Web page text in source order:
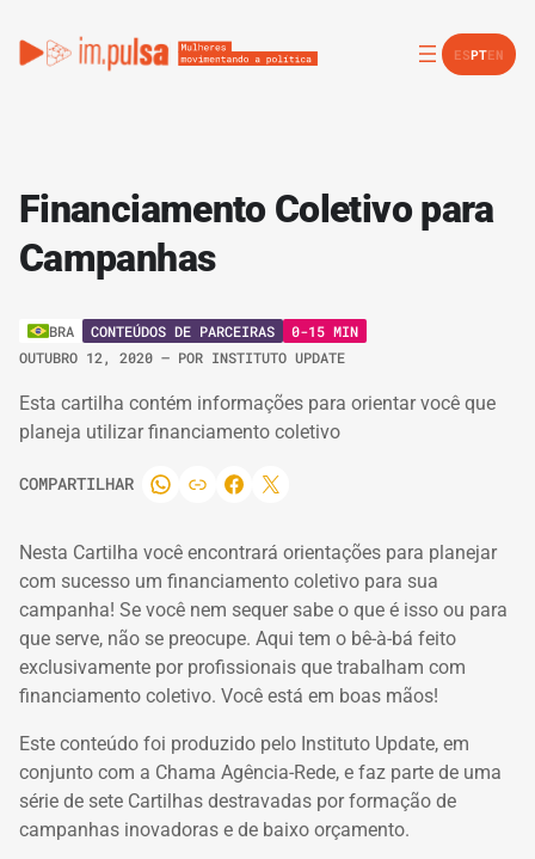
ESPTEN
Financiamento Coletivo para
Campanhas
BRA CONTEÚDOS DE PARCEIRAS
0-15 MIN
OUTUBRO 12, 2020 – POR INSTITUTO UPDATE
Esta cartilha contém informações para orientar você que
planeja utilizar financiamento coletivo
COMPARTILHAR
Nesta Cartilha você encontrará orientações para planejar
com sucesso um financiamento coletivo para sua
campanha! Se você nem sequer sabe o que é isso ou para
que serve, não se preocupe. Aqui tem o bê-à-bá feito
exclusivamente por profissionais que trabalham com
financiamento coletivo. Você está em boas mãos!
Este conteúdo foi produzido pelo Instituto Update, em
conjunto com a Chama Agência-Rede, e faz parte de uma
série de sete Cartilhas destravadas por formação de
campanhas inovadoras e de baixo orçamento.